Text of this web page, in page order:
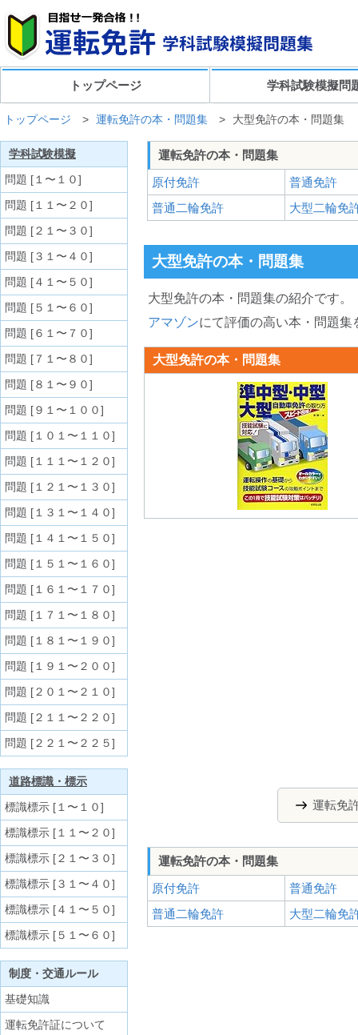
トップページ 学科試験模擬問
トップページ > 運転免許の本・問題集 > 大型免許の本・問題集
運転免許の本・問題集
原付免許
普通免許
普通二輪免許
大型二輪免
大型免許の本・問題集
大型免許の本・問題集の紹介です。
アマゾンにて評価の高い本・問題集
大型免許の本・問題集
運転免
運転免許の本・問題集
原付免許
普通免許
普通二輪免許
大型二輪免
学科試験模擬
問題 [１〜１０]
問題 [１１〜２０]
問題 [２１〜３０]
問題 [３１〜４０]
問題 [４１〜５０]
問題 [５１〜６０]
問題 [６１〜７０]
問題 [７１〜８０]
問題 [８１〜９０]
問題 [９１〜１００]
問題 [１０１〜１１０]
問題 [１１１〜１２０]
問題 [１２１〜１３０]
問題 [１３１〜１４０]
問題 [１４１〜１５０]
問題 [１５１〜１６０]
問題 [１６１〜１７０]
問題 [１７１〜１８０]
問題 [１８１〜１９０]
問題 [１９１〜２００]
問題 [２０１〜２１０]
問題 [２１１〜２２０]
問題 [２２１〜２２５]
道路標識・標示
標識標示 [１〜１０]
標識標示 [１１〜２０]
標識標示 [２１〜３０]
標識標示 [３１〜４０]
標識標示 [４１〜５０]
標識標示 [５１〜６０]
制度・交通ルール
基礎知識
運転免許証について